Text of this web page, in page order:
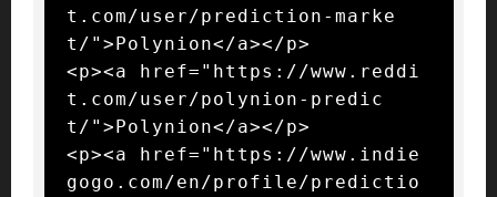
t.com/user/prediction-marke
t/">Polynion</a></p>
<p><a href="https://www.reddi
t.com/user/polynion-predic
t/">Polynion</a></p>
<p><a href="https://www.indie
gogo.com/en/profile/predictio